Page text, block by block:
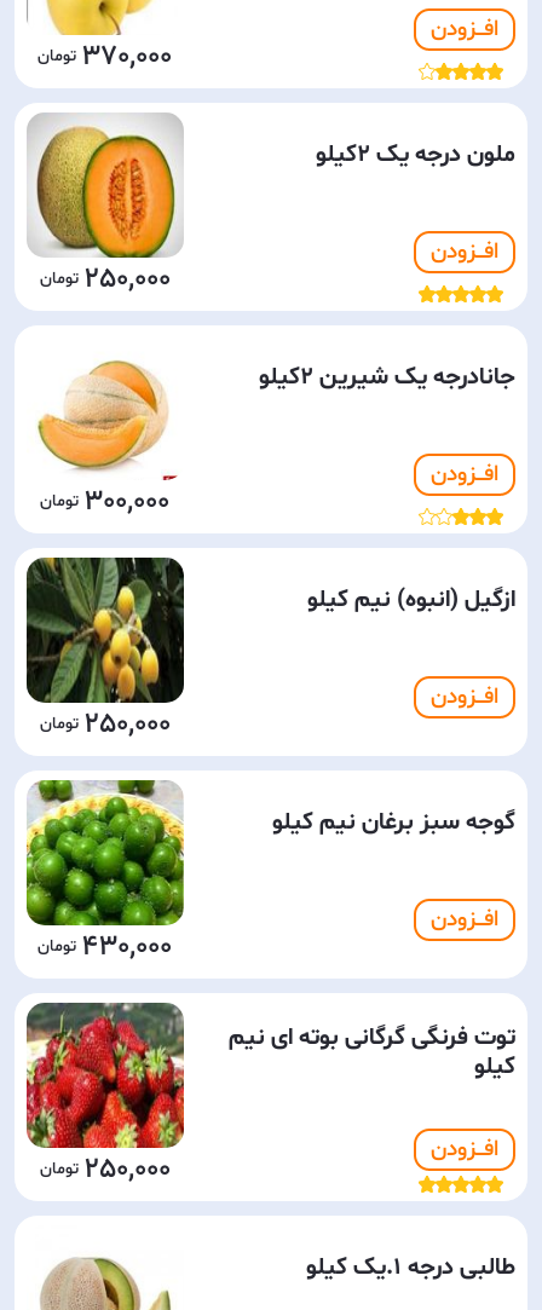
افـــزودن
370,000
ملون درجه یک 2کیلو
افـــزودن
250,000
جانادرجه یک شیرین 2کیلو
افـــزودن
300,000
ازگیل (انبوه) نیم کیلو
افـــزودن
250,000
گوجه سبز برغان نیم کیلو
افـــزودن
430,000
توت فرنگی گرگانی بوته ای نیم
کیلو
افـــزودن 250,000
طالبی درجه 1.یک کیلو